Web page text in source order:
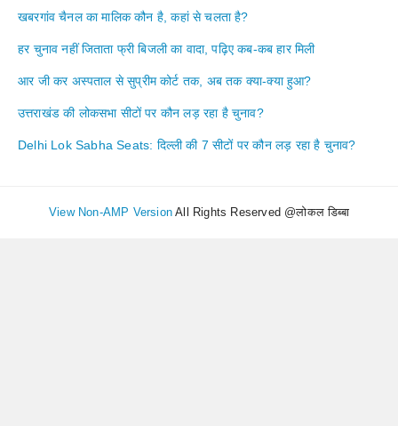
खबरगांव चैनल का मालिक कौन है, कहां से चलता है?
हर चुनाव नहीं जिताता फ्री बिजली का वादा, पढ़िए कब-कब हार मिली
आर जी कर अस्पताल से सुप्रीम कोर्ट तक, अब तक क्या-क्या हुआ?
उत्तराखंड की लोकसभा सीटों पर कौन लड़ रहा है चुनाव?
Delhi Lok Sabha Seats: दिल्ली की 7 सीटों पर कौन लड़ रहा है चुनाव?
View Non-AMP Version All Rights Reserved @लोकल डिब्बा